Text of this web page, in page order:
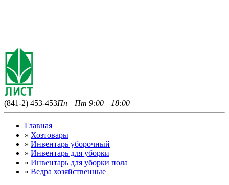
(841-2) 453-453Пн—Пт 9:00—18:00
Главная
» Хозтовары
» Инвентарь уборочный
» Инвентарь для уборки
» Инвентарь для уборки пола
» Ведра хозяйственные